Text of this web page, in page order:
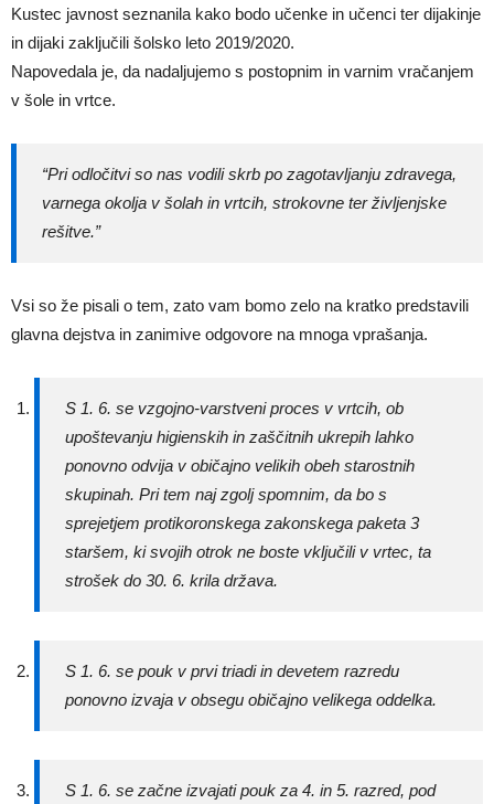
Kustec javnost seznanila kako bodo učenke in učenci ter dijakinje
in dijaki zaključili šolsko leto 2019/2020.
Napovedala je, da nadaljujemo s postopnim in varnim vračanjem
v šole in vrtce.
“Pri odločitvi so nas vodili skrb po zagotavljanju zdravega,
varnega okolja v šolah in vrtcih, strokovne ter življenjske
rešitve.”
Vsi so že pisali o tem, zato vam bomo zelo na kratko predstavili
glavna dejstva in zanimive odgovore na mnoga vprašanja.
S 1. 6. se vzgojno-varstveni proces v vrtcih, ob
upoštevanju higienskih in zaščitnih ukrepih lahko
ponovno odvija v običajno velikih obeh starostnih
skupinah. Pri tem naj zgolj spomnim, da bo s
sprejetjem protikoronskega zakonskega paketa 3
staršem, ki svojih otrok ne boste vključili v vrtec, ta
strošek do 30. 6. krila država.
S 1. 6. se pouk v prvi triadi in devetem razredu
ponovno izvaja v obsegu običajno velikega oddelka.
S 1. 6. se začne izvajati pouk za 4. in 5. razred, pod